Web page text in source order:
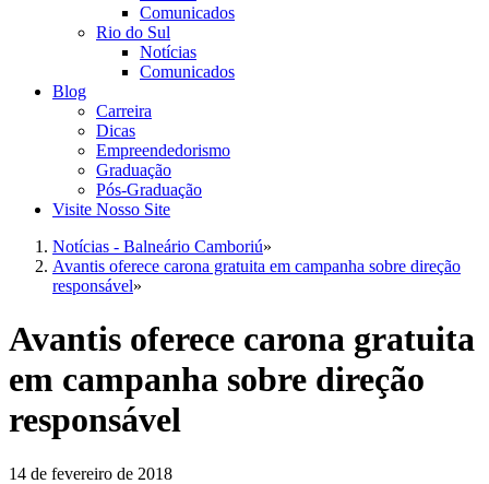
Comunicados
Rio do Sul
Notícias
Comunicados
Blog
Carreira
Dicas
Empreendedorismo
Graduação
Pós-Graduação
Visite Nosso Site
Notícias - Balneário Camboriú»
Avantis oferece carona gratuita em campanha sobre direção
responsável»
Avantis oferece carona gratuita
em campanha sobre direção
responsável
14 de fevereiro de 2018